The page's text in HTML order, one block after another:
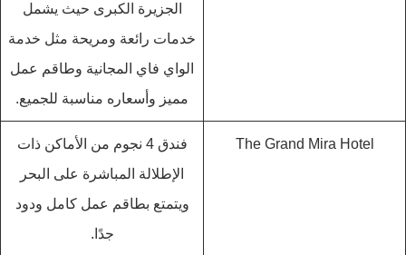
الجزيرة الكبرى حيث يشمل
خدمات رائعة ومريحة مثل خدمة
الواي فاي المجانية وطاقم عمل
مميز وأسعاره مناسبة للجميع.
The Grand Mira Hotel
فندق 4 نجوم من الأماكن ذات
الإطلالة المباشرة على البحر
ويتمتع بطاقم عمل كامل ودود
جدًا.